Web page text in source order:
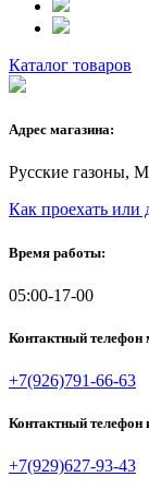
Каталог товаров
Адрес магазина:
Русские газоны,
Как проехать или
Время работы:
05:00-17-00
Контактный телефон
+7(926)791-66-63
Контактный телефон
+7(929)627-93-43